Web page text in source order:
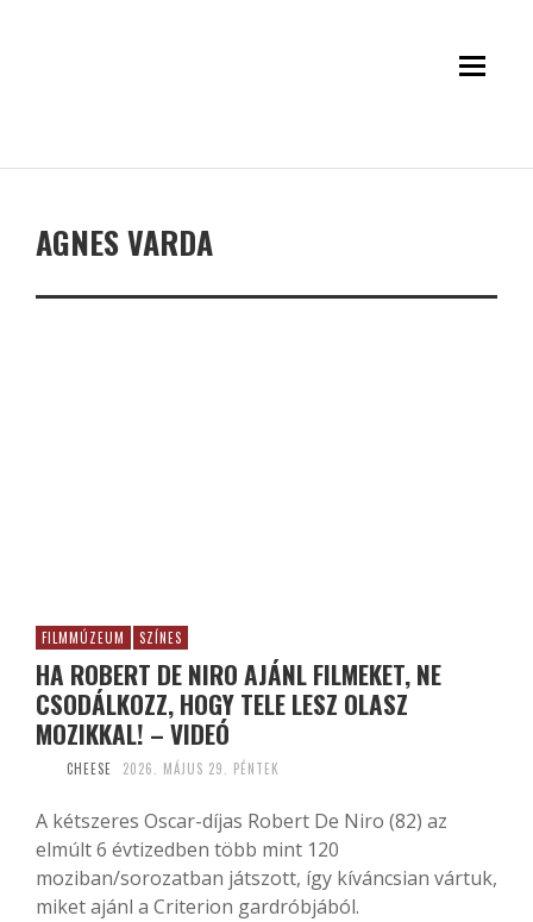
AGNES VARDA
FILMMÚZEUM SZÍNES
HA ROBERT DE NIRO AJÁNL FILMEKET, NE
CSODÁLKOZZ, HOGY TELE LESZ OLASZ
MOZIKKAL! – VIDEÓ
CHEESE 2026. MÁJUS 29. PÉNTEK
A kétszeres Oscar-díjas Robert De Niro (82) az
elmúlt 6 évtizedben több mint 120
moziban/sorozatban játszott, így kíváncsian vártuk,
miket ajánl a Criterion gardróbjából.